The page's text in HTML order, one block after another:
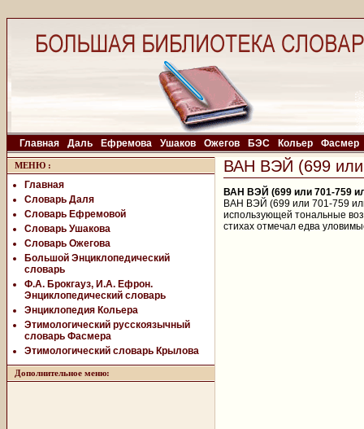
Главная Даль Ефремова Ушаков Ожегов БЭС Кольер Фасмер
МЕНЮ :
Главная
Словарь Даля
Словарь Ефремовой
Словарь Ушакова
Словарь Ожегова
Большой Энциклопедический
словарь
Ф.А. Брокгауз, И.А. Ефрон.
Энциклопедический словарь
Энциклопедия Кольера
Этимологический русскоязычный
словарь Фасмера
Этимологический словарь Крылова
Дополнительное меню:
ВАН ВЭЙ (699
ВАН ВЭЙ (699 или 701-759
ВАН ВЭЙ (699 или 701-759
использующей тональные
стихах отмечал едва